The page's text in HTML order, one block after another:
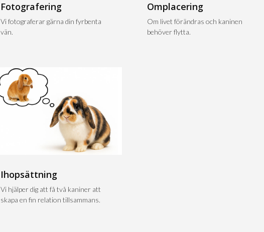
Fotografering
Vi fotograferar gärna din fyrbenta
vän.
Omplacering
Om livet förändras och kaninen
behöver flytta.
Ihopsättning
Vi hjälper dig att få två kaniner att
skapa en fin relation tillsammans.